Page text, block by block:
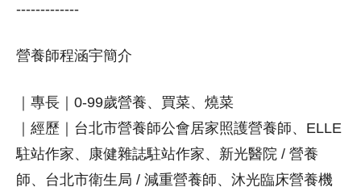
-------------
營養師程涵宇簡介
｜專長｜0-99歲營養、買菜、燒菜
｜經歷｜台北市營養師公會居家照護營養師、ELLE
駐站作家、康健雜誌駐站作家、新光醫院 / 營養
師、台北市衛生局 / 減重營養師、沐光臨床營養機